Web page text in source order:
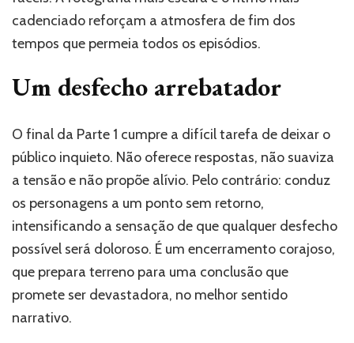
cadenciado reforçam a atmosfera de fim dos
tempos que permeia todos os episódios.
Um desfecho arrebatador
O final da Parte 1 cumpre a difícil tarefa de deixar o
público inquieto. Não oferece respostas, não suaviza
a tensão e não propõe alívio. Pelo contrário: conduz
os personagens a um ponto sem retorno,
intensificando a sensação de que qualquer desfecho
possível será doloroso. É um encerramento corajoso,
que prepara terreno para uma conclusão que
promete ser devastadora, no melhor sentido
narrativo.